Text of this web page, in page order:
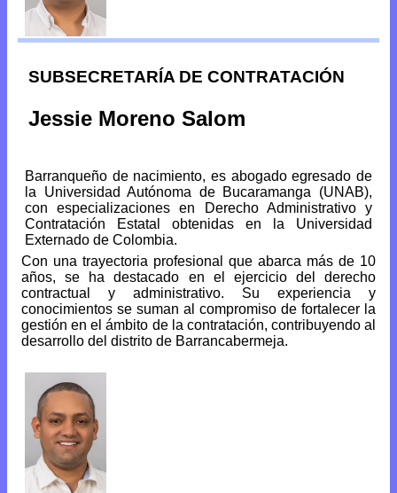
SUBSECRETARÍA DE CONTRATACIÓN
Jessie Moreno Salom
Barranqueño de nacimiento, es abogado egresado de
la Universidad Autónoma de Bucaramanga (UNAB),
con especializaciones en Derecho Administrativo y
Contratación Estatal obtenidas en la Universidad
Externado de Colombia.
Con una trayectoria profesional que abarca más de 10
años, se ha destacado en el ejercicio del derecho
contractual y administrativo. Su experiencia y
conocimientos se suman al compromiso de fortalecer la
gestión en el ámbito de la contratación, contribuyendo al
desarrollo del distrito de Barrancabermeja.